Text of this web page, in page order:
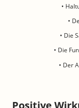
•
•
• Die
• Die
• Der